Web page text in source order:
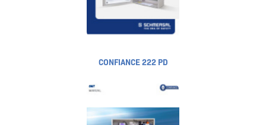
CONFIANCE 222 PD